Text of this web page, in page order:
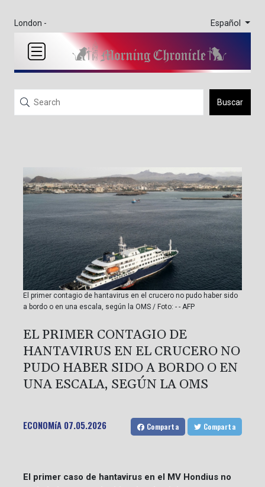
London - Español
Buscar
El primer contagio de hantavirus en el crucero no pudo haber sido
a bordo o en una escala, según la OMS / Foto: - - AFP
EL PRIMER CONTAGIO DE
HANTAVIRUS EN EL CRUCERO NO
PUDO HABER SIDO A BORDO O EN
UNA ESCALA, SEGÚN LA OMS
ECONOMíA 07.05.2026 Comparta Comparta
El primer caso de hantavirus en el MV Hondius no